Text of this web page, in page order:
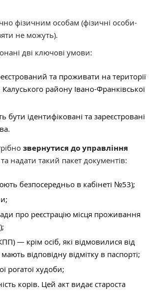
фізичним особам (фізичні особи-
не можуть).
дві ключові умови:
та проживати на території
району Івано-Франківської
бути ідентифіковані та зареєстровані
звернутися до управління
надати такий пакет документів:
безпосередньо в кабінеті №53);
про реєстрацію місця проживання
— крім осіб, які відмовилися від
відповідну відмітку в паспорті;
рогатої худоби;
корів. Цей акт видає староста